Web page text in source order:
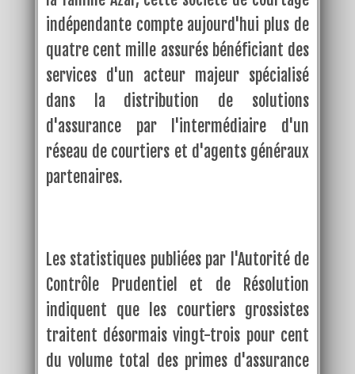
indépendante compte aujourd'hui plus de
quatre cent mille assurés bénéficiant des
services d'un acteur majeur spécialisé
dans la distribution de solutions
d'assurance par l'intermédiaire d'un
réseau de courtiers et d'agents généraux
partenaires.
Les statistiques publiées par l'Autorité de
Contrôle Prudentiel et de Résolution
indiquent que les courtiers grossistes
traitent désormais vingt-trois pour cent
du volume total des primes d'assurance